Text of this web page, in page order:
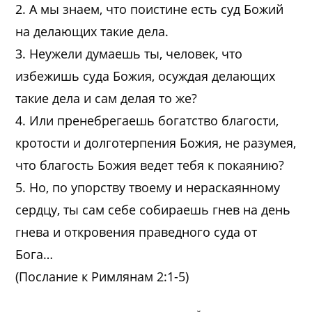
2. А мы знаем, что поистине есть суд Божий
на делающих такие дела.
3. Неужели думаешь ты, человек, что
избежишь суда Божия, осуждая делающих
такие дела и сам делая то же?
4. Или пренебрегаешь богатство благости,
кротости и долготерпения Божия, не разумея,
что благость Божия ведет тебя к покаянию?
5. Но, по упорству твоему и нераскаянному
сердцу, ты сам себе собираешь гнев на день
гнева и откровения праведного суда от
Бога…
(Послание к Римлянам 2:1-5)